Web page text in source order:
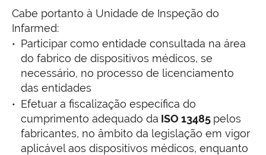
Cabe portanto à Unidade de Inspeção do
Infarmed:
Participar como entidade consultada na área
do fabrico de dispositivos médicos, se
necessário, no processo de licenciamento
das entidades
Efetuar a fiscalização específica do
cumprimento adequado da ISO 13485 pelos
fabricantes, no âmbito da legislação em vigor
aplicável aos dispositivos médicos, enquanto